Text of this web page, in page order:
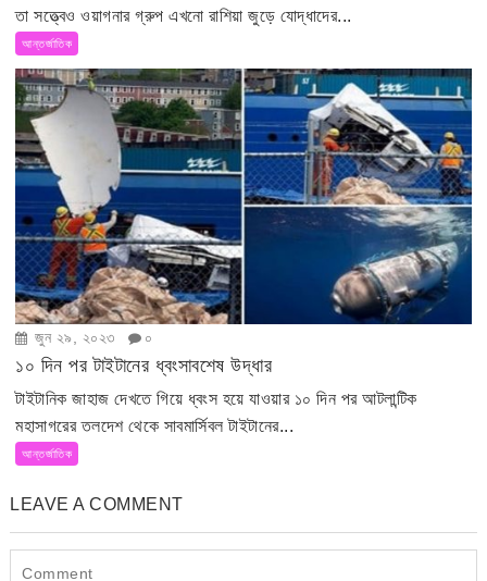
তা সত্ত্বেও ওয়াগনার গ্রুপ এখনো রাশিয়া জুড়ে যোদ্ধাদের...
আন্তর্জাতিক
জুন ২৯, ২০২৩ ০
১০ দিন পর টাইটানের ধ্বংসাবশেষ উদ্ধার
টাইটানিক জাহাজ দেখতে গিয়ে ধ্বংস হয়ে যাওয়ার ১০ দিন পর আটলান্টিক
মহাসাগরের তলদেশ থেকে সাবমার্সিবল টাইটানের...
আন্তর্জাতিক
LEAVE A COMMENT